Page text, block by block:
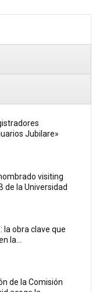
Jubilare»
visiting
de la Universidad
la obra clave que
la...
de la Comisión